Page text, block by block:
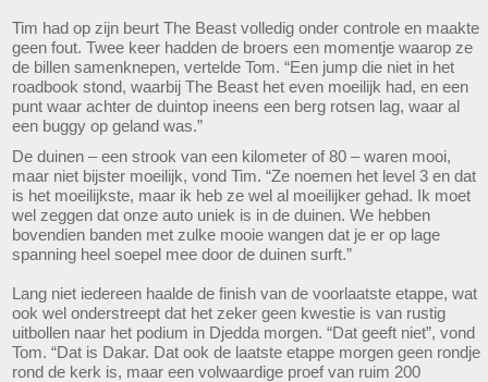
Tim had op zijn beurt The Beast volledig onder controle en maakte
geen fout. Twee keer hadden de broers een momentje waarop ze
de billen samenknepen, vertelde Tom. “Een jump die niet in het
roadbook stond, waarbij The Beast het even moeilijk had, en een
punt waar achter de duintop ineens een berg rotsen lag, waar al
een buggy op geland was.”
De duinen – een strook van een kilometer of 80 – waren mooi,
maar niet bijster moeilijk, vond Tim. “Ze noemen het level 3 en dat
is het moeilijkste, maar ik heb ze wel al moeilijker gehad. Ik moet
wel zeggen dat onze auto uniek is in de duinen. We hebben
bovendien banden met zulke mooie wangen dat je er op lage
spanning heel soepel mee door de duinen surft.”
Lang niet iedereen haalde de finish van de voorlaatste etappe, wat
ook wel onderstreept dat het zeker geen kwestie is van rustig
uitbollen naar het podium in Djedda morgen. “Dat geeft niet”, vond
Tom. “Dat is Dakar. Dat ook de laatste etappe morgen geen rondje
rond de kerk is, maar een volwaardige proef van ruim 200